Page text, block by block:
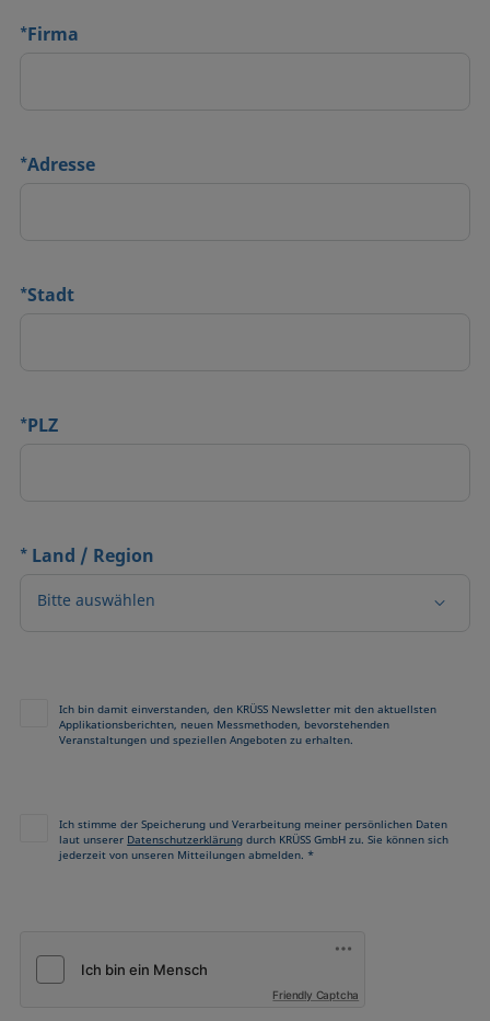
*Firma
*Adresse
*Stadt
*PLZ
* Land / Region
Bitte auswählen
Ich bin damit einverstanden, den KRÜSS Newsletter mit den aktuellsten
Applikationsberichten, neuen Messmethoden, bevorstehenden
Veranstaltungen und speziellen Angeboten zu erhalten.
Ich stimme der Speicherung und Verarbeitung meiner persönlichen Daten
laut unserer Datenschutzerklärung durch KRÜSS GmbH zu. Sie können sich
jederzeit von unseren Mitteilungen abmelden. *
Friendly Captcha